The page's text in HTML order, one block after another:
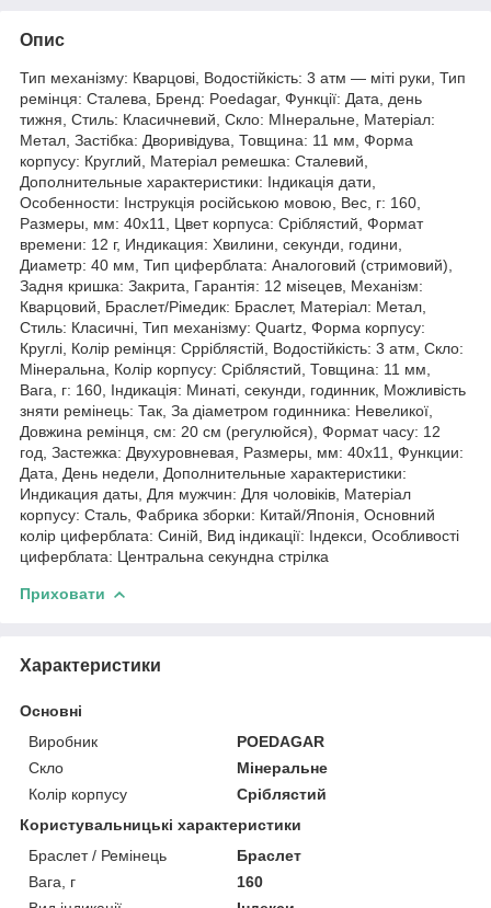
Опис
Тип механізму: Кварцові, Водостійкість: 3 атм — міті руки, Тип
ремінця: Сталева, Бренд: Poedagar, Функції: Дата, день
тижня, Стиль: Класичневий, Скло: МІнеральне, Матеріал:
Метал, Застібка: Дворивідува, Товщина: 11 мм, Форма
корпусу: Круглий, Матеріал ремешка: Сталевий,
Дополнительные характеристики: Індикація дати,
Особенности: Інструкція російською мовою, Вес, г: 160,
Размеры, мм: 40х11, Цвет корпуса: Сріблястий, Формат
времени: 12 г, Индикация: Хвилини, секунди, години,
Диаметр: 40 мм, Тип циферблата: Аналоговий (стримовий),
Задня кришка: Закрита, Гарантія: 12 мisецев, Механізм:
Кварцовий, Браслет/Рімедик: Браслет, Матеріал: Метал,
Стиль: Класичні, Тип механізму: Quartz, Форма корпусу:
Круглі, Колір ремінця: Срріблястій, Водостійкість: 3 атм, Скло:
Мінеральна, Колір корпусу: Сріблястий, Товщина: 11 мм,
Вага, г: 160, Індикація: Минаті, секунди, годинник, Можливість
зняти ремінець: Так, За діаметром годинника: Невеликої,
Довжина ремінця, см: 20 см (регулюйся), Формат часу: 12
год, Застежка: Двухуровневая, Размеры, мм: 40х11, Функции:
Дата, День недели, Дополнительные характеристики:
Индикация даты, Для мужчин: Для чоловіків, Матеріал
корпусу: Сталь, Фабрика зборки: Китай/Японія, Основний
колір циферблата: Синій, Вид індикації: Індекси, Особливості
циферблата: Центральна секундна стрілка
Приховати
Характеристики
Основні
Виробник
POEDAGAR
Скло
Мінеральне
Колір корпусу
Сріблястий
Користувальницькі характеристики
Браслет / Ремінець
Браслет
Вага, г
160